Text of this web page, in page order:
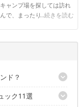
ャンプ場を探しては訪れ
で、まったり過ごす時間
...続きを読む
ド？
ック11選